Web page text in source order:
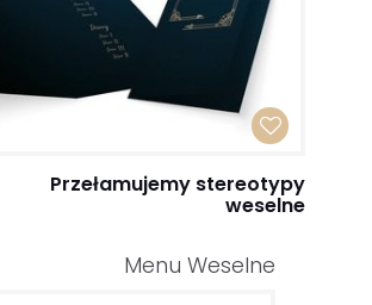
Przełamujemy stereotypy
weselne
Menu Weselne